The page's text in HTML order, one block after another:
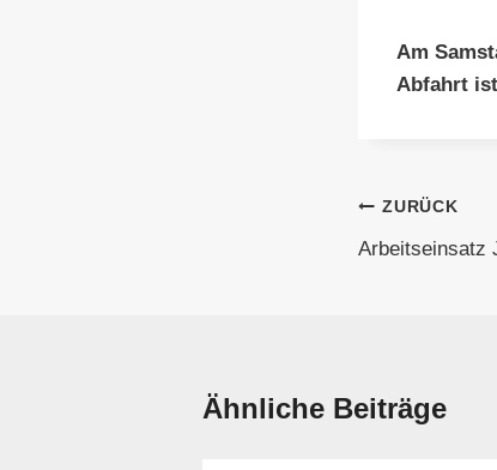
Am
Abfahrt
ZURÜCK
Arbeitseinsatz
Ähnliche Beiträge